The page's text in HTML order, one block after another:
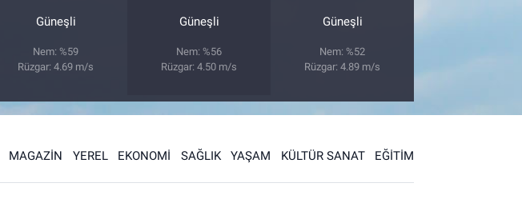
Güneşli
Nem: %59
Rüzgar: 4.69 m/s
Güneşli
Nem: %56
Rüzgar: 4.50 m/s
Güneşli
Nem: %52
Rüzgar: 4.89 m/s
MAGAZİN YEREL EKONOMİ SAĞLIK YAŞAM KÜLTÜR SANAT EĞİTİM